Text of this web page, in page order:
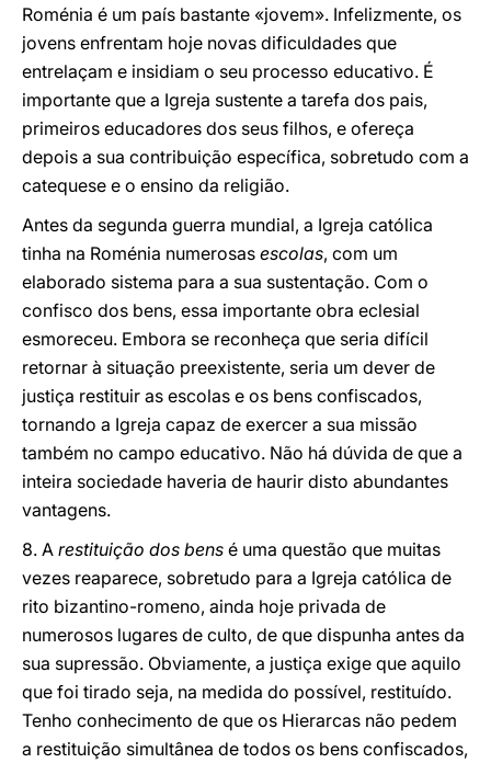
Roménia é um país bastante «jovem». Infelizmente, os
jovens enfrentam hoje novas dificuldades que
entrelaçam e insidiam o seu processo educativo. É
importante que a Igreja sustente a tarefa dos pais,
primeiros educadores dos seus filhos, e ofereça
depois a sua contribuição específica, sobretudo com a
catequese e o ensino da religião.
Antes da segunda guerra mundial, a Igreja católica
tinha na Roménia numerosas escolas, com um
elaborado sistema para a sua sustentação. Com o
confisco dos bens, essa importante obra eclesial
esmoreceu. Embora se reconheça que seria difícil
retornar à situação preexistente, seria um dever de
justiça restituir as escolas e os bens confiscados,
tornando a Igreja capaz de exercer a sua missão
também no campo educativo. Não há dúvida de que a
inteira sociedade haveria de haurir disto abundantes
vantagens.
8. A restituição dos bens é uma questão que muitas
vezes reaparece, sobretudo para a Igreja católica de
rito bizantino-romeno, ainda hoje privada de
numerosos lugares de culto, de que dispunha antes da
sua supressão. Obviamente, a justiça exige que aquilo
que foi tirado seja, na medida do possível, restituído.
Tenho conhecimento de que os Hierarcas não pedem
a restituição simultânea de todos os bens confiscados,